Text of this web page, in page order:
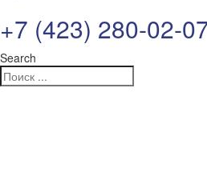
+7 (423) 280-02-
Search